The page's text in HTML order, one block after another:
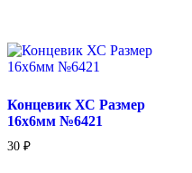
Концевик ХС Размер
16х6мм №6421
30 ₽